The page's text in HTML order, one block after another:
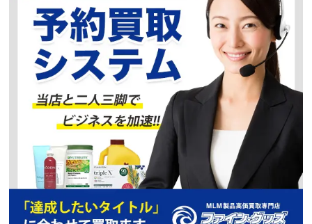
モデーア スポーツラブ
ただいま、買取強化 キャンペーン中
予約買取、複数点で 更に買取価格UP
買取価格 優遇査定中
モデーア
ミールリプレイスメント
ただいま、買取強化 キャンペーン中
予約買取、複数点で 更に買取価格UP
買取価格 急募中
モデーア
セルプルーフ インターフュージョン
ただいま、買取強化 キャンペーン中